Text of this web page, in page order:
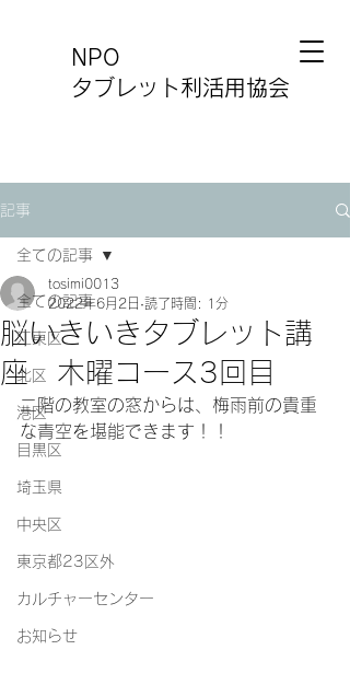
NPO
タブレット利活用協会
記事
全ての記事
江東区
北区
港区
目黒区
埼玉県
中央区
東京都23区外
カルチャーセンター
お知らせ
全ての記事
脳いきいきタブレット講
座 木曜コース3回目
tosimi0013
2022年6月2日 読了時間: 1分
二階の教室の窓からは、梅雨前の貴重
な青空を堪能できます！！